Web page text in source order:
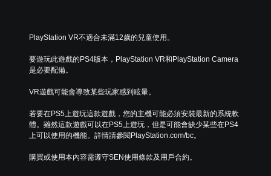
PlayStation VR不適合未滿12歲的兒童使用。
要遊玩此遊戲的PS4版本，PlayStation VR和PlayStation Camera
是必要配備。
VR遊戲可能會導致某些玩家感到眩暈。
若要在PS5上遊玩這款遊戲，您的主機可能必須安裝最新的系統軟
體。雖然這款遊戲可以在PS5上遊玩，但是可能會缺少某些在PS4
上可以使用的機能。詳情請參閱PlayStation.com/bc。
購買或使用本內容需遵守SEN使用條款及用戶合約。